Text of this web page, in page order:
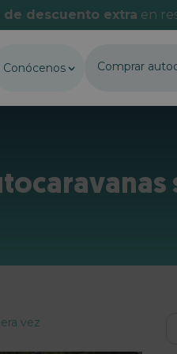
de descuento extra en
Conócenos Comprar
vez